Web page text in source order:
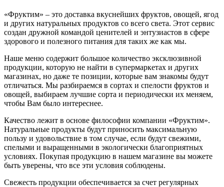
«Фруктим» – это доставка вкуснейших фруктов, овощей, ягод
и других натуральных продуктов со всего света. Этот сервис
создан дружной командой ценителей и энтузиастов в сфере
здорового и полезного питания для таких же как мы.
Наше меню содержит большое количество эксклюзивной
продукции, которую не найти в супермаркетах и других
магазинах, но даже те позиции, которые вам знакомы будут
отличаться. Мы разбираемся в сортах и спелости фруктов и
овощей, выбираем лучшие сорта и периодически их меняем,
чтобы Вам было интереснее.
Качество лежит в основе философии компании «Фруктим».
Натуральные продукты будут приносить максимальную
пользу и удовольствие в том случае, если будут свежими,
cпелыми и выращенными в экологически благоприятных
условиях. Покупая продукцию в нашем магазине вы можете
быть уверены, что все эти условия соблюдены.
Свежесть продукции обеспечивается за счет регулярных